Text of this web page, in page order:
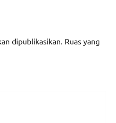
dipublikasikan. Ruas yang